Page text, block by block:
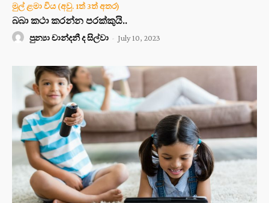
මුල් ළමා විය (අවු. 1ත් 3ත් අතර)
බබා කථා කරන්න පරක්කුයි..
පුන්‍යා චාන්දනී ද සිල්වා - July 10, 2023